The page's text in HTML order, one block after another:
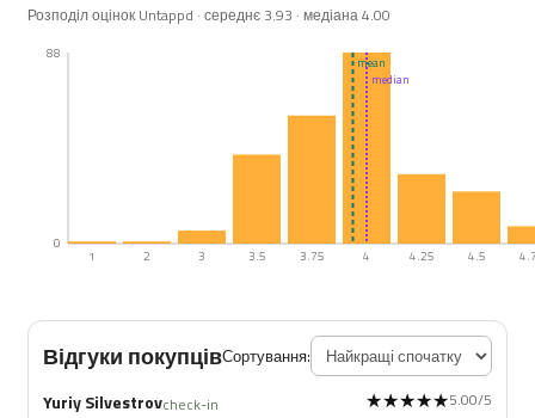
Розподіл оцінок Untappd · середнє 3.93 · медіана 4.00
1 2 3 3.5 3.75 4 4.25 4.5
mean
median
88
0
Відгуки покупцівСортування:
Yuriy Silvestrovcheck-in ★★★★★
★★★★★5.00/5